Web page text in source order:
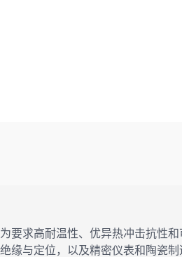
要求高耐温性、优异热冲击抗性
与定位，以及精密仪表和陶瓷